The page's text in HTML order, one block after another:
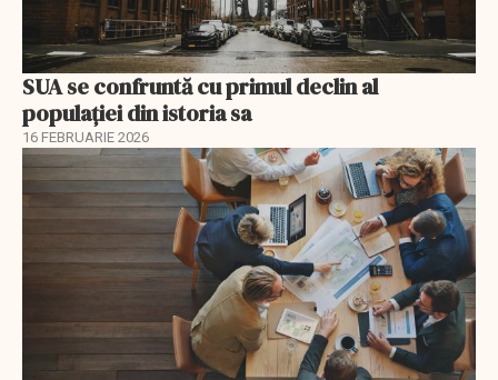
SUA se confruntă cu primul declin al
populației din istoria sa
16 FEBRUARIE 2026